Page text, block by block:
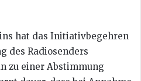
hat das Initiativbegehren
des Radiosenders
zu einer Abstimmung